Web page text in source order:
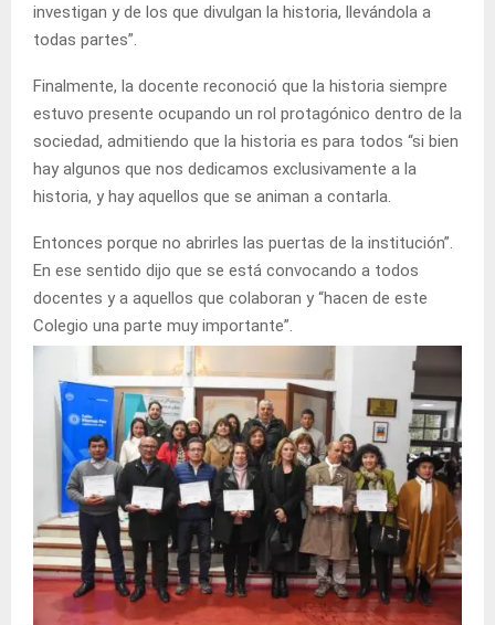
investigan y de los que divulgan la historia, llevándola a
todas partes”.
Finalmente, la docente reconoció que la historia siempre
estuvo presente ocupando un rol protagónico dentro de la
sociedad, admitiendo que la historia es para todos “si bien
hay algunos que nos dedicamos exclusivamente a la
historia, y hay aquellos que se animan a contarla.
Entonces porque no abrirles las puertas de la institución”.
En ese sentido dijo que se está convocando a todos
docentes y a aquellos que colaboran y “hacen de este
Colegio una parte muy importante”.